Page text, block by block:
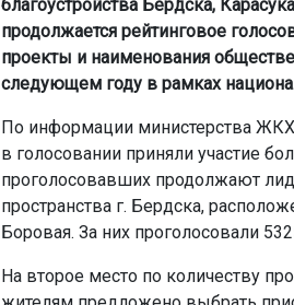
благоустройства Бердска,
продолжается рейтинговое
проекты и наименования
следующем году в рамках
По информации министерства ЖКХ
в голосовании приняли участие
проголосовавших продолжают
пространства г. Бердска,
Боровая. За них проголосовали
На второе место по количеству